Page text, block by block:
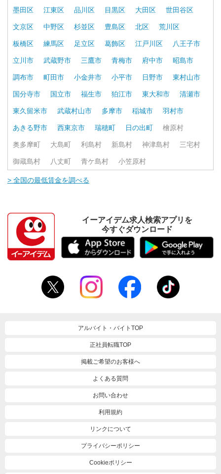
墨田区 江東区 品川区 目黒区 大田区 世田谷区
文京区 中野区 杉並区 豊島区 北区 荒川区
板橋区 練馬区 足立区 葛飾区 江戸川区 八王子市
立川市 武蔵野市 三鷹市 青梅市 府中市 昭島市
調布市 町田市 小金井市 小平市 日野市 東村山市
国分寺市 国立市 福生市 狛江市 東大和市 清瀬市
東久留米市 武蔵村山市 多摩市 稲城市 羽村市
あきる野市 西東京市 瑞穂町 日の出町 檜原村
奥多摩町 大島町 利島村 新島村 神津島村 三宅村
御蔵島村 八丈町 青ケ島村 小笠原村
> 全国の最低賃金を調べる
イーアイデム求人検索アプリを
今すぐダウンロード
アルバイト・バイトTOP
正社員転職TOP
掲載ご希望のお客様へ
よくある質問
お問い合わせ
利用規約
リンクについて
プライバシーポリシー
Cookieポリシー